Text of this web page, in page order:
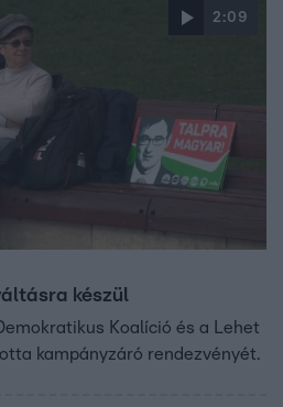
2:09
készül
Koalíció és a Lehet
kampányzáró rendezvényét.